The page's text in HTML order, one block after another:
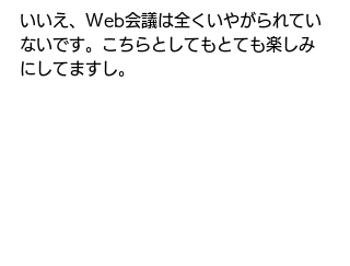
いいえ、Web会議は全くいやがられてい
ないです。こちらとしてもとても楽しみ
にしてますし。